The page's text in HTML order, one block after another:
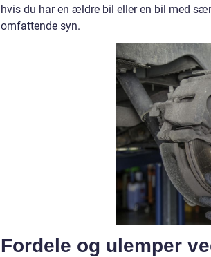
hvis du har en ældre bil eller en bil med
omfattende syn.
Fordele og ulemper